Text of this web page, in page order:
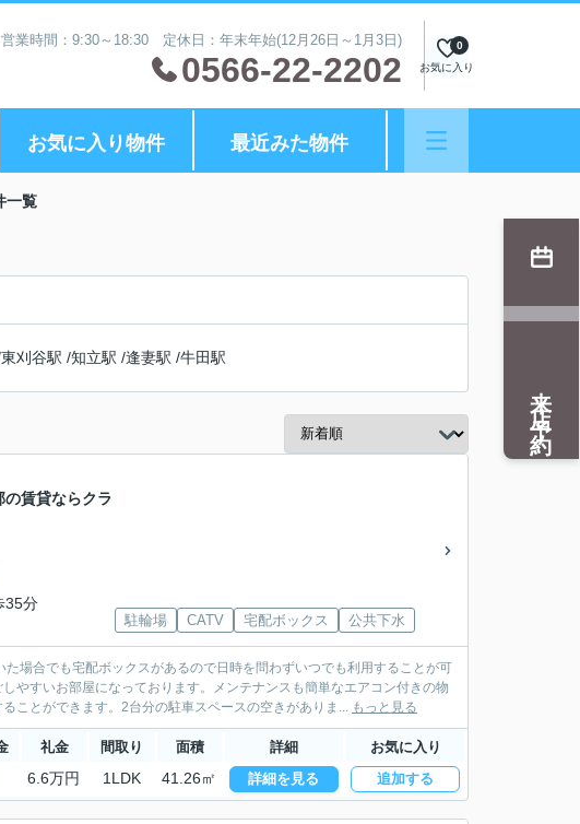
営業時間：9:30～18:30 定休日：年末年始(12月26日～1月3日)
0566-22-2202 お気に入り
0
お気に入り物件 最近みた物件
一覧
東刈谷駅 /知立駅 /逢妻駅 /牛田駅
賃貸ならクラ
35分
駐輪場 CATV 宅配ボックス 公共下水
場合でも宅配ボックスがあるので日時を問わずいつでも利用することが可
やすいお部屋になっております。メンテナンスも簡単なエアコン付きの物
ことができます。2台分の駐車スペースの空きがありま... もっと見る
礼金 間取り 面積 詳細 お気に入り
6.6万円 1LDK 41.26㎡ 詳細を見る 追加する
来店予約